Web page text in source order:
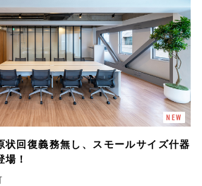
NEW
状回復義務無し、スモールサイズ什器
！